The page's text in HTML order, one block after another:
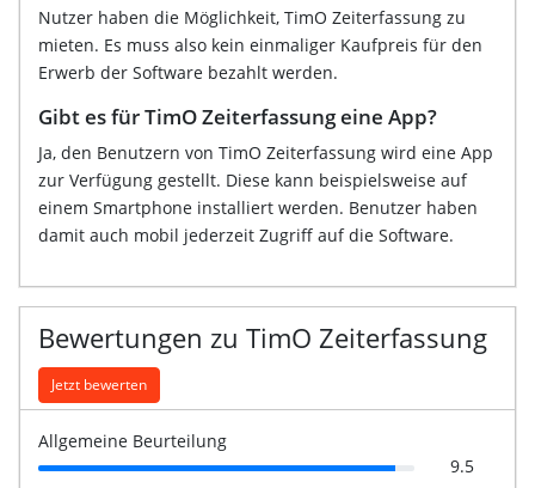
Nutzer haben die Möglichkeit, TimO Zeiterfassung zu
mieten. Es muss also kein einmaliger Kaufpreis für den
Erwerb der Software bezahlt werden.
Gibt es für TimO Zeiterfassung eine App?
Ja, den Benutzern von TimO Zeiterfassung wird eine App
zur Verfügung gestellt. Diese kann beispielsweise auf
einem Smartphone installiert werden. Benutzer haben
damit auch mobil jederzeit Zugriff auf die Software.
Bewertungen zu TimO Zeiterfassung
Jetzt bewerten
Allgemeine Beurteilung
9.5